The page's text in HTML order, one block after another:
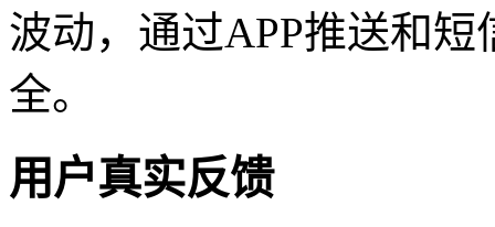
波动，通过APP推送和
全。
用户真实反馈